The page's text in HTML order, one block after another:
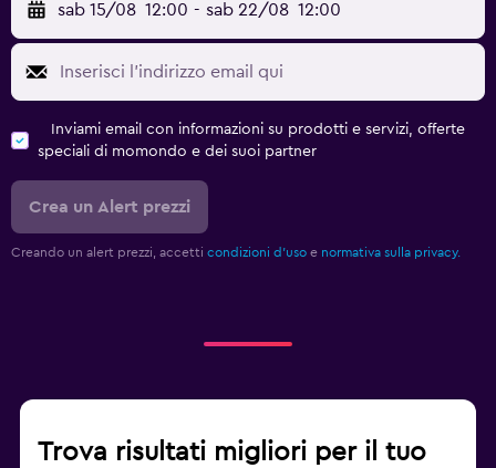
sab 15/08 12:00 - sab 22/08 12:00
Inviami email con informazioni su prodotti e servizi, offerte
speciali di momondo e dei suoi partner
Crea un Alert prezzi
Creando un alert prezzi, accetti condizioni d'uso e normativa sulla privacy.
Trova risultati migliori per il tuo